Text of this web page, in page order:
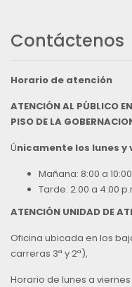
Contáctenos
Horario de atención
ATENCIÓN AL PÚBLICO
PISO DE LA
Únicamente los lunes y
Mañana: 8:00 a
Tarde: 2:00 a 4:00
ATENCIÓN UNIDAD DE
Oficina ubicada en los
carreras 3ª y 2ª),
Horario de lunes a viernes